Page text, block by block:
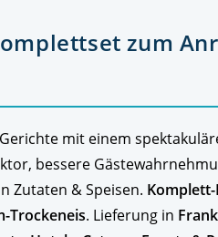
zum
mit einem
bessere
Zutaten & Speisen.
Trockeneis. Lieferung in